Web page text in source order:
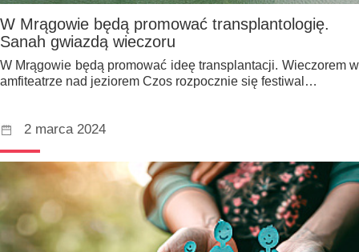
W Mrągowie będą promować transplantologię.
Sanah gwiazdą wieczoru
W Mrągowie będą promować ideę transplantacji. Wieczorem w
amfiteatrze nad jeziorem Czos rozpocznie się festiwal…
2 marca 2024